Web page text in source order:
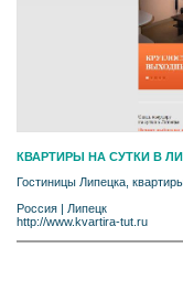
КВАРТИРЫ НА СУТКИ В
Гостиницы Липецка,
Россия | Липецк
http://www.kvartira-tut.ru